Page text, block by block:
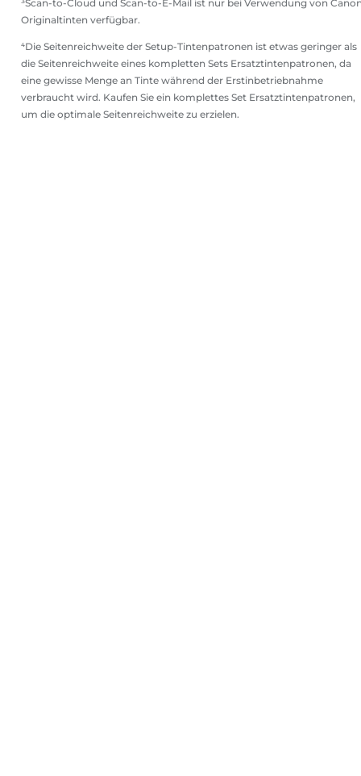
³Scan-to-Cloud und Scan-to-E-Mail ist nur bei Verwendung von
Originaltinten verfügbar.
⁴Die Seitenreichweite der Setup-Tintenpatronen ist etwas geringer als
die Seitenreichweite eines kompletten Sets Ersatztintenpatronen, da
eine gewisse Menge an Tinte während der Erstinbetriebnahme
verbraucht wird. Kaufen Sie ein komplettes Set Ersatztintenpatronen,
um die optimale Seitenreichweite zu erzielen.